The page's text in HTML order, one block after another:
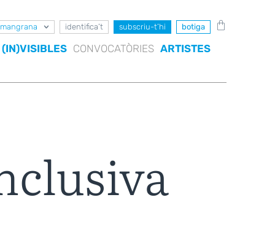
mangrana identifica’t subscriu-t’hi botiga
(IN)VISIBLES CONVOCATÒRIES ARTISTES